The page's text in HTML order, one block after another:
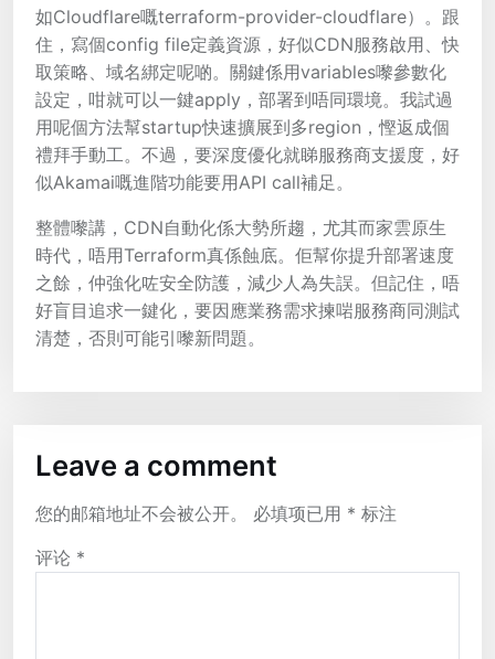
如Cloudflare嘅terraform-provider-cloudflare）。跟
住，寫個config file定義資源，好似CDN服務啟用、快
取策略、域名綁定呢啲。關鍵係用variables嚟參數化
設定，咁就可以一鍵apply，部署到唔同環境。我試過
用呢個方法幫startup快速擴展到多region，慳返成個
禮拜手動工。不過，要深度優化就睇服務商支援度，好
似Akamai嘅進階功能要用API call補足。
整體嚟講，CDN自動化係大勢所趨，尤其而家雲原生
時代，唔用Terraform真係蝕底。佢幫你提升部署速度
之餘，仲強化咗安全防護，減少人為失誤。但記住，唔
好盲目追求一鍵化，要因應業務需求揀啱服務商同測試
清楚，否則可能引嚟新問題。
Leave a comment
您的邮箱地址不会被公开。 必填项已用 * 标注
评论 *